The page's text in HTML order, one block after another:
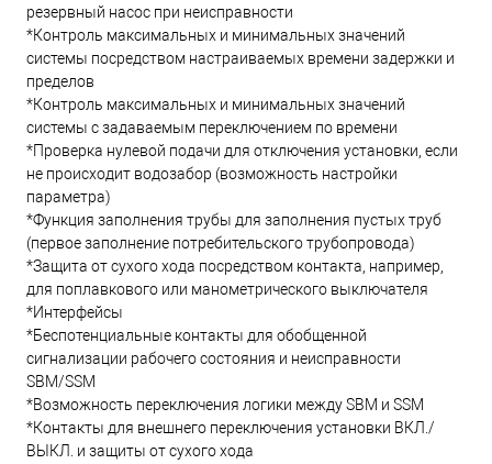
резервный насос при неисправности
*Контроль максимальных и минимальных значений
системы посредством настраиваемых времени задержки и
пределов
*Контроль максимальных и минимальных значений
системы с задаваемым переключением по времени
*Проверка нулевой подачи для отключения установки, если
не происходит водозабор (возможность настройки
параметра)
*Функция заполнения трубы для заполнения пустых труб
(первое заполнение потребительского трубопровода)
*Защита от сухого хода посредством контакта, например,
для поплавкового или манометрического выключателя
*Интерфейсы
*Беспотенциальные контакты для обобщенной
сигнализации рабочего состояния и неисправности
SBM/SSM
*Возможность переключения логики между SBM и SSM
*Контакты для внешнего переключения установки ВКЛ./
ВЫКЛ. и защиты от сухого хода